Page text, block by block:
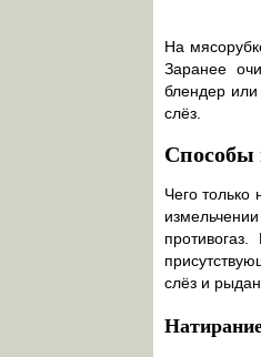
На
Заранее
блендер
слёз.
Способы
Чего
слёз и